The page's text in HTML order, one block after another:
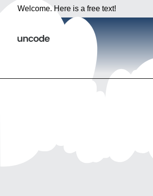
Welcome. Here is a free text!